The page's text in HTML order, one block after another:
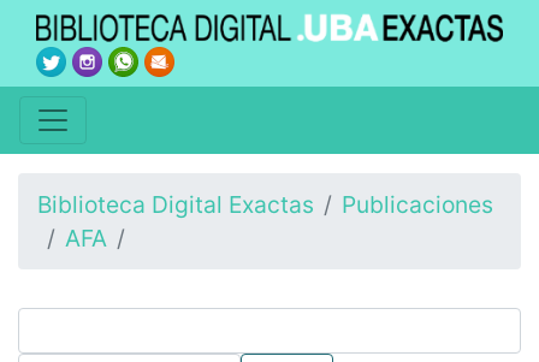
Biblioteca Digital Exactas
Publicaciones
AFA